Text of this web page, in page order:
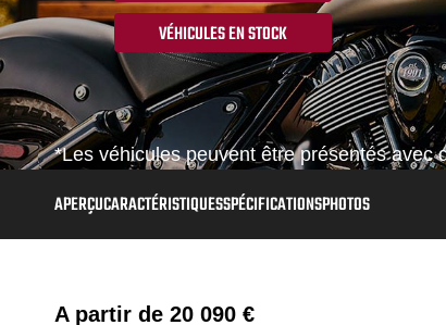
VÉHICULES EN STOCK
*Les véhicules peuvent être présentés avec
APERÇUCARACTÉRISTIQUESSPÉCIFICATIONSPHOTOS
A partir de 20 090 €